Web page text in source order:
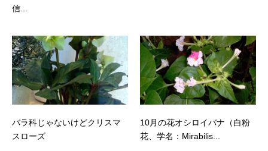
信...
バラ科じゃないけどクリスマ
スローズ
10月の花オシロイバナ（白粉
花、学名：Mirabilis...